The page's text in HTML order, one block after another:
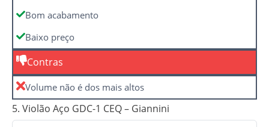
Bom acabamento
Baixo preço
Contras
Volume não é dos mais altos
5. Violão Aço GDC-1 CEQ – Giannini